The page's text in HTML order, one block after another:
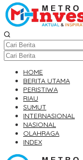
HOME
BERITA UTAMA
PERISTIWA
RIAU
SUMUT
INTERNASIONAL
NASIONAL
OLAHRAGA
INDEX